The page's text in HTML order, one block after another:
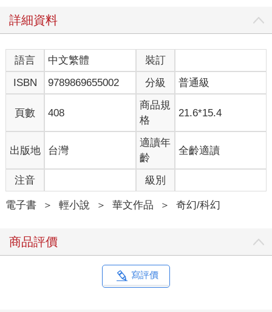
詳細資料
語言 中文繁體
裝訂
ISBN
9789869655002 分級 普通級
頁數 408
商品規
格
21.6*15.4
出版地 台灣
適讀年
齡
全齡適讀
注音 級別
電子書 ＞ 輕小說 ＞ 華文作品 ＞ 奇幻/科幻
商品評價
寫評價